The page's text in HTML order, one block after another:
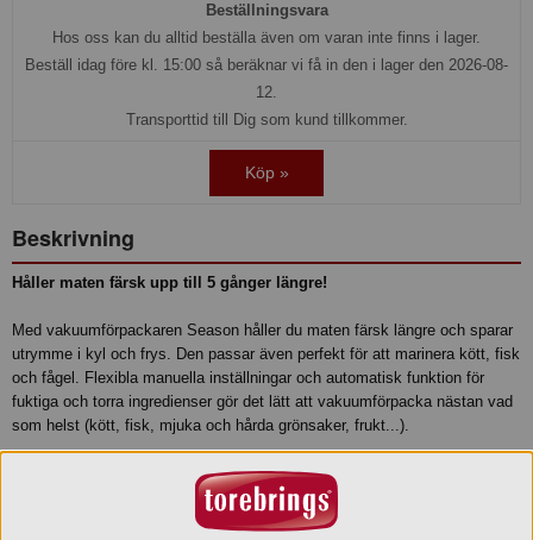
Beställningsvara
Hos oss kan du alltid beställa även om varan inte finns i lager.
Beställ idag före kl. 15:00 så beräknar vi få in den i lager den 2026-08-
12.
Transporttid till Dig som kund tillkommer.
Köp »
Beskrivning
Håller maten färsk upp till 5 gånger längre!
Med vakuumförpackaren Season håller du maten färsk längre och sparar
utrymme i kyl och frys. Den passar även perfekt för att marinera kött, fisk
och fågel. Flexibla manuella inställningar och automatisk funktion för
fuktiga och torra ingredienser gör det lätt att vakuumförpacka nästan vad
som helst (kött, fisk, mjuka och hårda grönsaker, frukt...).
Kan köras upp till 100 gånger i rad utan paus: perfekt för jägaren! Inbyggd
skärare och påsfack gör vakuumförpackandet enklare och snabbare.